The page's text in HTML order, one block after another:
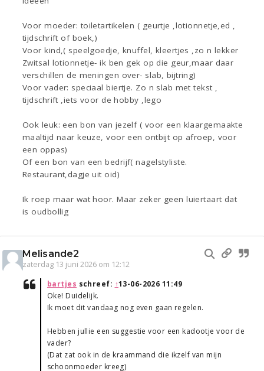
Voor moeder: toiletartikelen ( geurtje ,lotionnetje,ed ,
tijdschrift of boek,)
Voor kind,( speelgoedje, knuffel, kleertjes ,zo n lekker
Zwitsal lotionnetje- ik ben gek op die geur,maar daar
verschillen de meningen over- slab, bijtring)
Voor vader: speciaal biertje. Zo n slab met tekst ,
tijdschrift ,iets voor de hobby ,lego
Ook leuk: een bon van jezelf ( voor een klaargemaakte
maaltijd naar keuze, voor een ontbijt op afroep, voor
een oppas)
Of een bon van een bedrijf( nagelstyliste.
Restaurant,dagje uit oid)
Ik roep maar wat hoor. Maar zeker geen luiertaart dat
is oudbollig
Melisande2
zaterdag 13 juni 2026 om 12:12
bartjes schreef: ↑13-06-2026 11:49
Oke! Duidelijk.
Ik moet dit vandaag nog even gaan regelen.
Hebben jullie een suggestie voor een kadootje voor de
vader?
(Dat zat ook in de kraammand die ikzelf van mijn
schoonmoeder kreeg)